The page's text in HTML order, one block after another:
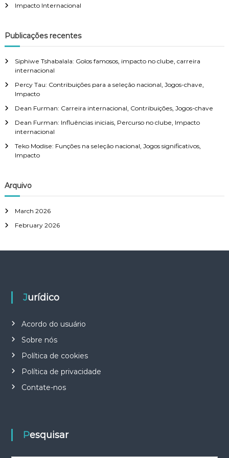
t
i
o
n
r
Impacto Internacional
Publicações recentes
Siphiwe Tshabalala: Golos famosos, impacto no clube, carreira
internacional
Percy Tau: Contribuições para a seleção nacional, Jogos-chave,
Impacto
Dean Furman: Carreira internacional, Contribuições, Jogos-chave
Dean Furman: Influências iniciais, Percurso no clube, Impacto
internacional
Teko Modise: Funções na seleção nacional, Jogos significativos,
Impacto
Arquivo
March 2026
February 2026
Jurídico
Acordo do usuário
Sobre nós
Política de cookies
Política de privacidade
Contate-nos
Pesquisar